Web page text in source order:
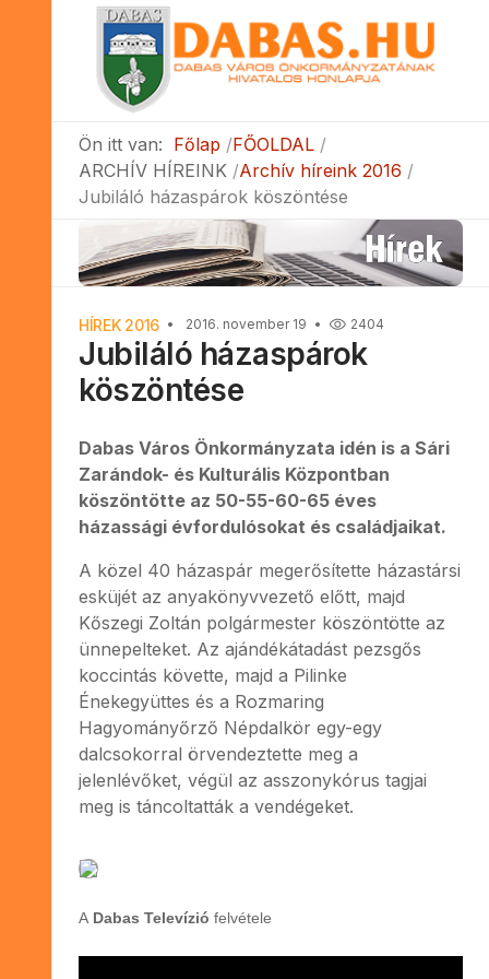
Ön itt van: Főlap
FŐOLDAL
ARCHÍV HÍREINK Archív híreink 2016
Jubiláló házaspárok köszöntése
HÍREK 2016 2016. november 19 2404
Jubiláló házaspárok
köszöntése
Dabas Város Önkormányzata idén is a Sári
Zarándok- és Kulturális Központban
köszöntötte az 50-55-60-65 éves
házassági évfordulósokat és családjaikat.
A közel 40 házaspár megerősítette házastársi
esküjét az anyakönyvvezető előtt, majd
Kőszegi Zoltán polgármester köszöntötte az
ünnepelteket. Az ajándékátadást pezsgős
koccintás követte, majd a Pilinke
Énekegyüttes és a Rozmaring
Hagyományőrző Népdalkör egy-egy
dalcsokorral örvendeztette meg a
jelenlévőket, végül az asszonykórus tagjai
meg is táncoltatták a vendégeket.
A Dabas Televízió felvétele